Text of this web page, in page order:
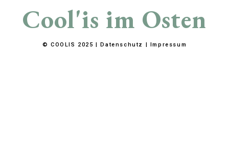
Cool'is im Osten
© COOLIS 2025 |Datenschutz | Impressum